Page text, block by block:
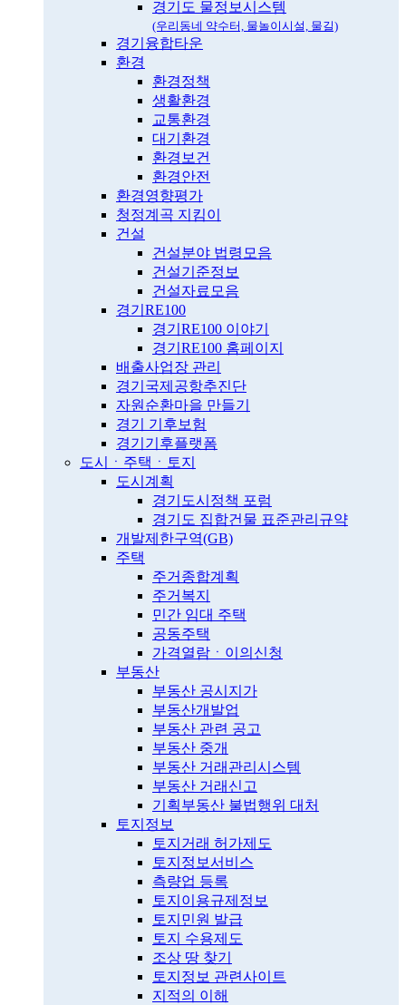
경기도 물정보시스템
(우리동네 약수터, 물놀이시설, 물길)
경기융합타운
환경
환경정책
생활환경
교통환경
대기환경
환경보건
환경안전
환경영향평가
청정계곡 지킴이
건설
건설분야 법령모음
건설기준정보
건설자료모음
경기RE100
경기RE100 이야기
경기RE100 홈페이지
배출사업장 관리
경기국제공항추진단
자원순환마을 만들기
경기 기후보험
경기기후플랫폼
도시ㆍ주택ㆍ토지
도시계획
경기도시정책 포럼
경기도 집합건물 표준관리규약
개발제한구역(GB)
주택
주거종합계획
주거복지
민간 임대 주택
공동주택
가격열람ㆍ이의신청
부동산
부동산 공시지가
부동산개발업
부동산 관련 공고
부동산 중개
부동산 거래관리시스템
부동산 거래신고
기획부동산 불법행위 대처
토지정보
토지거래 허가제도
토지정보서비스
측량업 등록
토지이용규제정보
토지민원 발급
토지 수용제도
조상 땅 찾기
토지정보 관련사이트
지적의 이해